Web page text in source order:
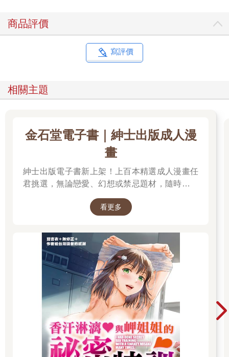
商品評價
寫評價
相關主題
金石堂電子書｜紳士出版成人漫
畫
紳士出版電子書新上架！上百本精選成人漫畫任
君挑選，無論戀愛、幻想或禁忌題材，隨時開讀
看更多